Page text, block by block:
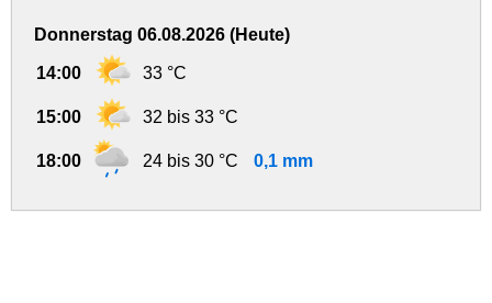
Donnerstag 06.08.2026 (Heute)
14:00 33 °C
15:00 32 bis 33 °C
18:00 24 bis 30 °C 0,1 mm